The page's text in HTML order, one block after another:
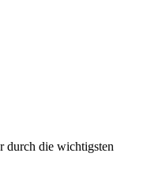
durch die wichtigsten